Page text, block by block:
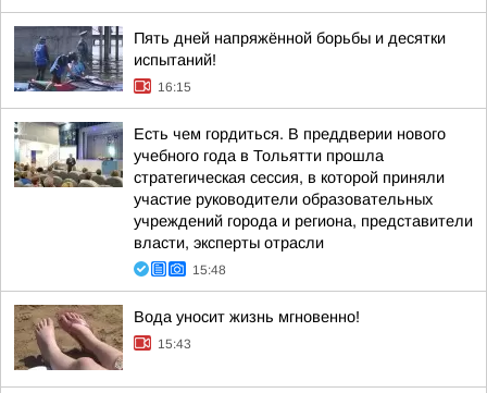
Пять дней напряжённой борьбы и десятки
испытаний!
16:15
Есть чем гордиться. В преддверии нового
учебного года в Тольятти прошла
стратегическая сессия, в которой приняли
участие руководители образовательных
учреждений города и региона, представители
власти, эксперты отрасли
15:48
Вода уносит жизнь мгновенно!
15:43